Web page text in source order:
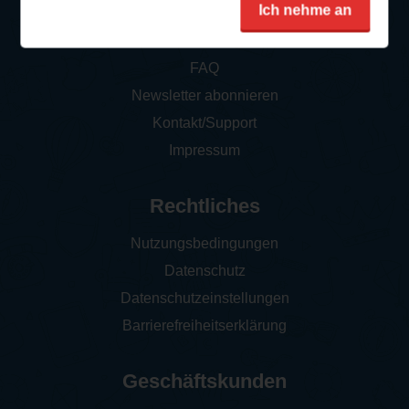
Ich nehme an
FAQ
Newsletter abonnieren
Kontakt/Support
Impressum
Rechtliches
Nutzungsbedingungen
Datenschutz
Datenschutzeinstellungen
Barrierefreiheitserklärung
Geschäftskunden